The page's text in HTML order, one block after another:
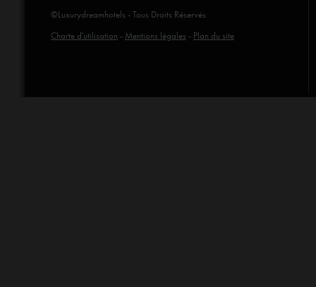
©Luxurydreamhotels - Tous Droits Réservés
Charte d'utilisation - Mentions légales - Plan du site